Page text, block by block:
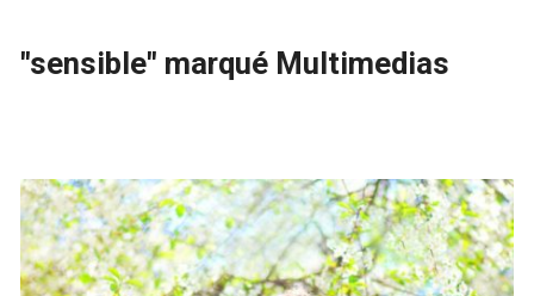
"sensible" marqué Multimedias